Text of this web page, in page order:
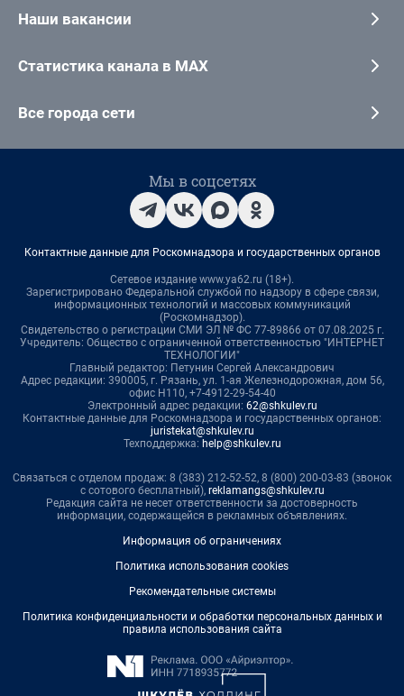
Наши вакансии
Статистика канала в MAX
Все города сети
Мы в соцсетях
Контактные данные для Роскомнадзора и государственных органов
Сетевое издание www.ya62.ru (18+).
Зарегистрировано Федеральной службой по надзору в сфере связи,
информационных технологий и массовых коммуникаций
(Роскомнадзор).
Свидетельство о регистрации СМИ ЭЛ № ФС 77-89866 от 07.08.2025 г.
Учредитель: Общество с ограниченной ответственностью "ИНТЕРНЕТ
ТЕХНОЛОГИИ"
Главный редактор: Петунин Сергей Александрович
Адрес редакции: 390005, г. Рязань, ул. 1-ая Железнодорожная, дом 56,
офис Н110, +7-4912-29-54-40
Электронный адрес редакции: 62@shkulev.ru
Контактные данные для Роскомнадзора и государственных органов:
juristekat@shkulev.ru
Техподдержка: help@shkulev.ru
Связаться с отделом продаж: 8 (383) 212-52-52, 8 (800) 200-03-83 (звонок
с сотового бесплатный), reklamangs@shkulev.ru
Редакция сайта не несет ответственности за достоверность
информации, содержащейся в рекламных объявлениях.
Информация об ограничениях
Политика использования cookies
Рекомендательные системы
Политика конфиденциальности и обработки персональных данных и
правила использования сайта